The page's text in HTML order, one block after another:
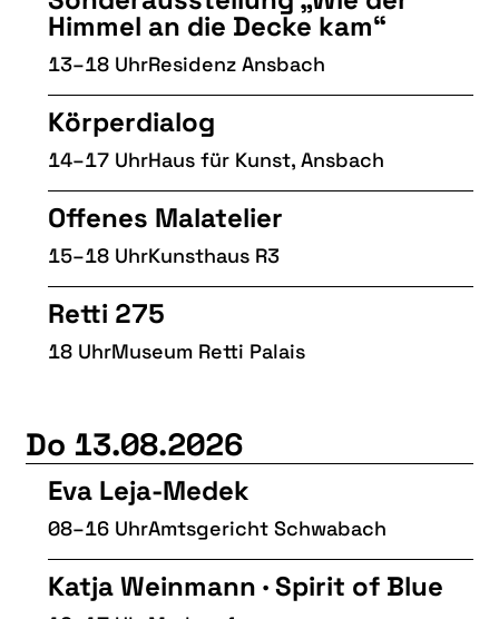
Himmel an die Decke kam“
13–18 UhrResidenz Ansbach
Körperdialog
14–17 UhrHaus für Kunst, Ansbach
Offenes Malatelier
15–18 UhrKunsthaus R3
Retti 275
18 UhrMuseum Retti Palais
Do 13.08.2026
Eva Leja-Medek
08–16 UhrAmtsgericht Schwabach
Katja Weinmann · Spirit of Blue